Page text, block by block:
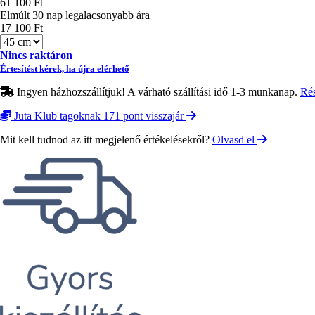
Elmúlt 30 nap legalacsonyabb ára
17 100 Ft
Méret
Nincs raktáron
Értesítést kérek, ha újra elérhető
Ingyen házhozszállítjuk! A várható szállítási idő 1-3 munkanap.
Juta Klub tagoknak 171 pont visszajár
Mit kell tudnod az itt megjelenő értékelésekről? Olvasd el